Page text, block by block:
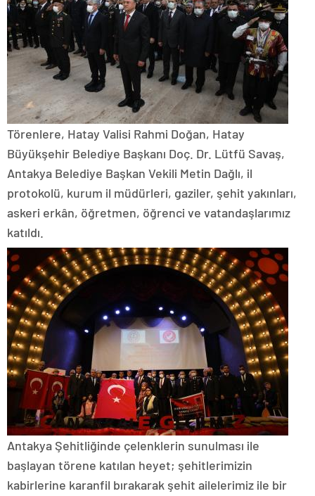
Törenlere, Hatay Valisi Rahmi Doğan, Hatay
Büyükşehir Belediye Başkanı Doç. Dr. Lütfü Savaş,
Antakya Belediye Başkan Vekili Metin Dağlı, il
protokolü, kurum il müdürleri, gaziler, şehit yakınları,
askeri erkân, öğretmen, öğrenci ve vatandaşlarımız
katıldı.
Antakya Şehitliğinde çelenklerin sunulması ile
başlayan törene katılan heyet; şehitlerimizin
kabirlerine karanfil bırakarak şehit ailelerimiz ile bir